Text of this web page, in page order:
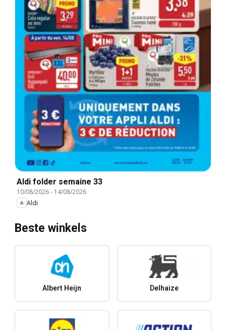
Aldi folder semaine 33
10/08/2026- 14/08/2026
Aldi
Beste winkels
Albert Heijn Delhaize